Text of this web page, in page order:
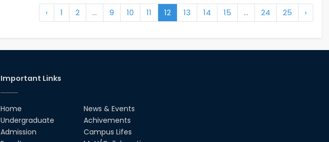
‹ 1 2 ... 9 10 11 12 13 14 15 ... 24 25 ›
Important Links
Home
Undergraduate
Admission
News & Events
Achivements
Campus Lifes